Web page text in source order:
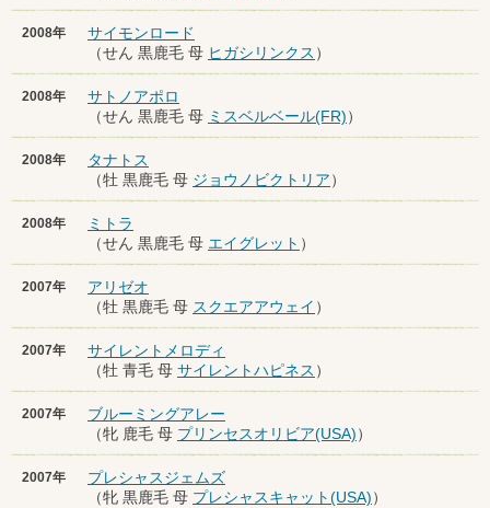
2008年
サイモンロード
（せん 黒鹿毛 母 ヒガシリンクス ）
2008年
サトノアポロ
（せん 黒鹿毛 母 ミスベルベール(FR)）
2008年
タナトス
（牡 黒鹿毛 母 ジョウノビクトリア）
2008年
ミトラ
（せん 黒鹿毛 母 エイグレット ）
2007年
アリゼオ
（牡 黒鹿毛 母 スクエアアウェイ ）
2007年
サイレントメロディ
（牡 青毛 母 サイレントハピネス ）
2007年
ブルーミングアレー
（牝 鹿毛 母 プリンセスオリビア(USA)）
2007年
プレシャスジェムズ
（牝 黒鹿毛 母 プレシャスキャット(USA)）